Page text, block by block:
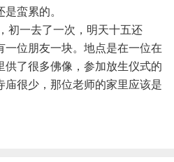
蛮累的。
一去了一次，明天十五还
一位朋友一块。地点是在一位在
供了很多佛像，参加放生仪式的
庙很少，那位老师的家里应该是